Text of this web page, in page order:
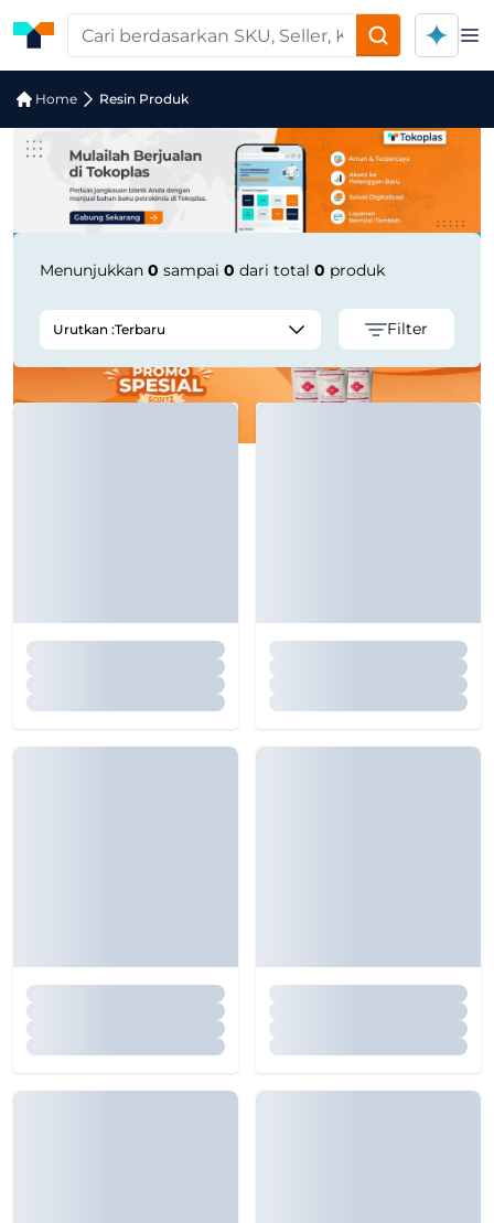
Home Resin Produk
Pencarian Produk "BOPP Printed PP
Menunjukkan 0 sampai 0 dari total 0 produk
Urutkan :Terbaru Filter